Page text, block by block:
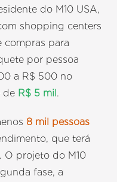
do M10 USA,
shopping centers
compras para
por pessoa
a R$ 500 no
de R$ 5 mil.
8 mil pessoas
que terá
O projeto do M10
fase, a